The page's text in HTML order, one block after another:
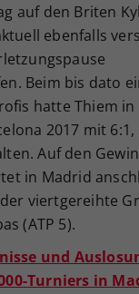
auf den Briten
ebenfalls
Beim bis dato
hatte Thiem
2017 mit 6:1,
Auf den
in Madrid
viertgereihte
(ATP 5).
und
Turniers in